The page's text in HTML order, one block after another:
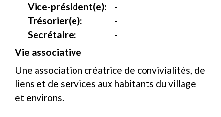
Vice-président(e):
Trésorier(e):
Secrétaire:
-
-
-
Vie associative
Une association créatrice de convivialités, de
liens et de services aux habitants du village
et environs.